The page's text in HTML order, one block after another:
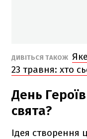
ДИВІТЬСЯ ТАКОЖ
23 травня: хто
День Героїв
свята?
Ідея створення